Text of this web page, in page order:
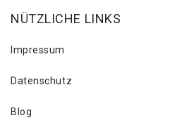
NÜTZLICHE LINKS
Impressum
Datenschutz
Blog